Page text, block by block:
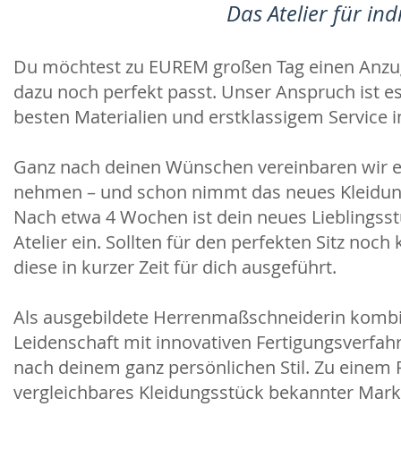
Das Atelier für
Du möchtest zu EUREM großen Tag einen
dazu noch perfekt passt. Unser Anspruch ist
besten Materialien und erstklassigem Service
Ganz nach deinen Wünschen vereinbaren
nehmen – und schon nimmt das neues
Nach etwa 4 Wochen ist dein neues
Atelier ein. Sollten für den perfekten Sitz
diese in kurzer Zeit für dich ausgeführt.
Als ausgebildete Herrenmaßschneiderin
Leidenschaft mit innovativen
nach deinem ganz persönlichen Stil. Zu
vergleichbares Kleidungsstück bekannter